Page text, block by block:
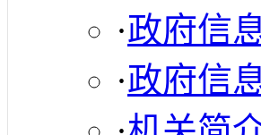
·政府信
·政府信